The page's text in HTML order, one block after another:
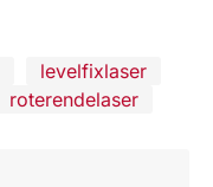
levelfixlaser
roterendelaser